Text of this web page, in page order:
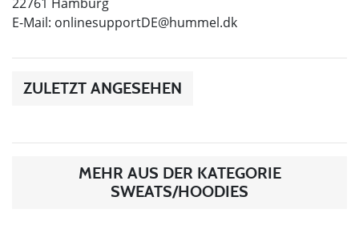
E-Mail: onlinesupportDE@hummel.dk
ZULETZT ANGESEHEN
MEHR AUS DER KATEGORIE
SWEATS/HOODIES